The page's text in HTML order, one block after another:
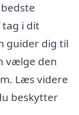
i dit
guider dig til
vælge den
Læs videre
beskytter